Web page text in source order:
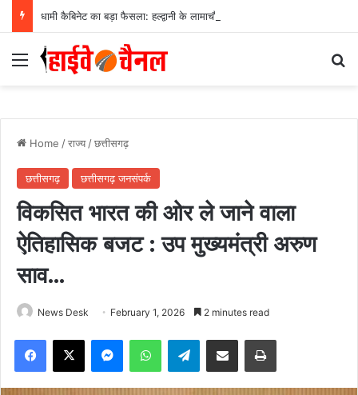
Menu
Home /राज्य /छत्तीसगढ़
छत्तीसगढ़ छत्तीसगढ़ जनसंपर्क
विकसित भारत की ओर ले जाने वाला
ऐतिहासिक बजट : उप मुख्यमंत्री अरुण
साव…
News Desk February 1, 2026 2 minutes read
Facebook
X MessengerWhatsAppTelegramShare via Email Print